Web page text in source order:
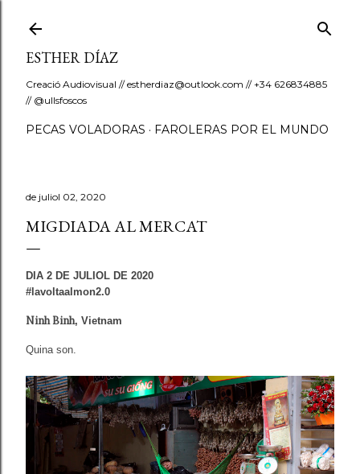
Salta al
ESTHER DÍAZ
Creació Audiovisual // estherdiaz@outlook.com // +34 626834885
// @ullsfoscos
PECAS VOLADORAS FAROLERAS POR EL MUNDO
de juliol 02, 2020
MIGDIADA AL MERCAT
DIA 2 DE JULIOL DE 2020
#lavoltaalmon2.0
Ninh Binh, Vietnam
Quina son.